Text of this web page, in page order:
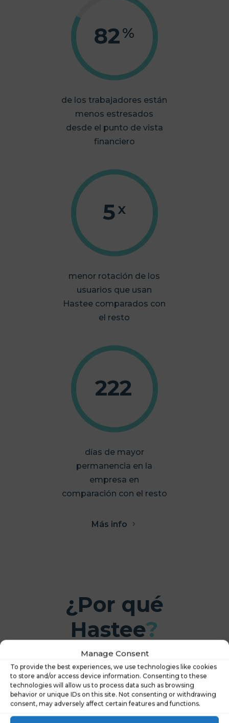
Manage Consent
To provide the best experiences, we use technologies like cookies
to store and/or access device information. Consenting to these
technologies will allow us to process data such as browsing
behavior or unique IDs on this site. Not consenting or withdrawing
consent, may adversely affect certain features and functions.
82%
de los trabajadores están
menos estresados
desde el punto de vista
financiero
5x
menor rotación de los
usuarios que usan
Hastee comparados con
el resto
222
días de mayor
permanencia en la
empresa en
comparación con el resto
Más info
¿Por qué
Hastee?
Descubre qué distingue a Hastee y por qué
a nuestros clientes les encanta